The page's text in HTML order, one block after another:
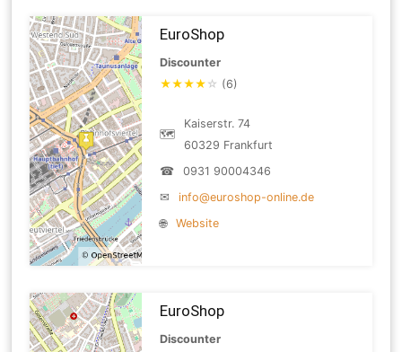
EuroShop
Discounter
★★★★ ☆ (6)
🗺
Kaiserstr. 74
60329 Frankfurt
☎
0931 90004346
✉
info@euroshop-online.de
🌐
Website
EuroShop
Discounter